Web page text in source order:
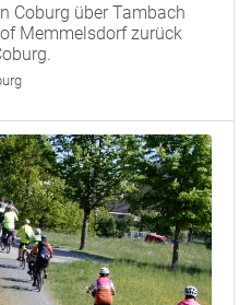
Coburg über Tambach
Memmelsdorf zurück